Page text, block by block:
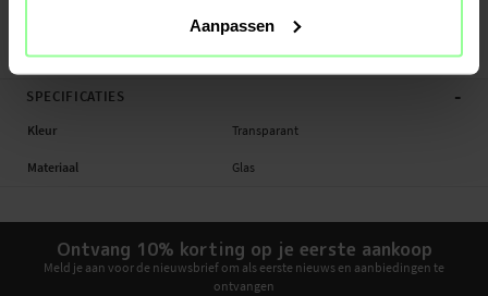
Aanpassen
SPECIFICATIES -
Kleur Transparant
Materiaal Glas
Ontvang 10% korting op je eerste aankoop
Meld je aan voor de nieuwsbrief om als eerste nieuws en aanbiedingen te
ontvangen